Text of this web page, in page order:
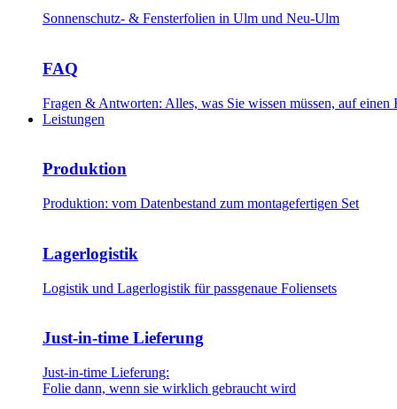
Sonnenschutz- & Fensterfolien in Ulm und Neu-Ulm
FAQ
Fragen & Antworten: Alles, was Sie wissen müssen, auf einen
Leistungen
Produktion
Produktion: vom Datenbestand zum montagefertigen Set
Lagerlogistik
Logistik und Lagerlogistik für passgenaue Foliensets
Just-in-time Lieferung
Just-in-time Lieferung:
Folie dann, wenn sie wirklich gebraucht wird